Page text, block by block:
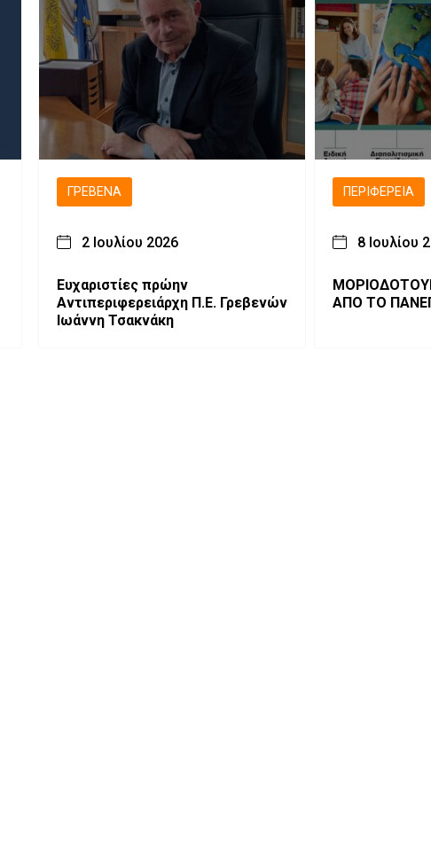
ΓΡΕΒΕΝΆ
2 Ιουλίου 2026
Ευχαριστίες πρώην
Αντιπεριφερειάρχη Π.Ε. Γρεβενών
Ιωάννη Τσακνάκη
ΠΕΡΙΦΈΡΕΙΑ
8 Ιουλίου
ΑΠΟ ΤΟ